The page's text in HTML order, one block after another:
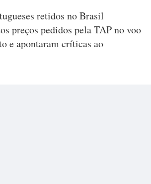
retidos no Brasil
preços pedidos pela TAP no voo
e apontaram críticas ao